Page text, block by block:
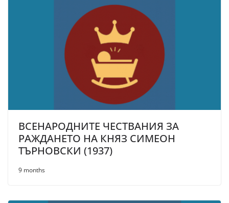
ВСЕНАРОДНИТЕ ЧЕСТВАНИЯ ЗА
РАЖДАНЕТО НА КНЯЗ СИМЕОН
ТЪРНОВСКИ (1937)
9 months